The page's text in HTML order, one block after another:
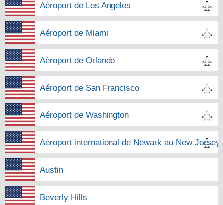
Aéroport de Los Angeles
Aéroport de Miami
Aéroport de Orlando
Aéroport de San Francisco
Aéroport de Washington
Aéroport international de Newark au New Jersey
Austin
Beverly Hills